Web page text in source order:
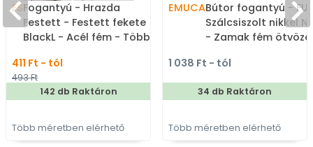
FSFogantyú - Hrazda
Festett - Festett fekete
BlackL - Acél fém - Több
színes fém
bútorfogantyú
411 Ft - tól
493 Ft
142 db Raktáron
Több méretben elérhető
EMUCABútor fogantyú -
Szálcsiszolt nikkel
- Zamak fém
fém bútorfogantyú
1 038 Ft - tól
34 db Raktáron
Több méretben elérhető